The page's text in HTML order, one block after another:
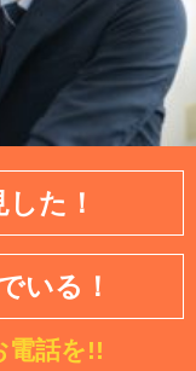
た！
いる！
電話を!!